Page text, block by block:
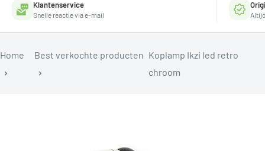
Klantenservice
Snelle reactie via e-mail
Home Best verkochte producten Koplamp Ikzi led retro
chroom